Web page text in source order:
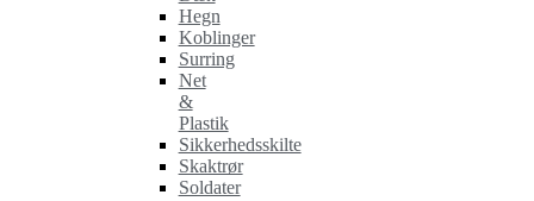
Hegn
Koblinger
Surring
Net
&
Plastik
Sikkerhedsskilte
Skaktrør
Soldater